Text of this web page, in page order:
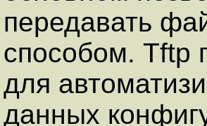
передавать
способом. Tftp
для
данных